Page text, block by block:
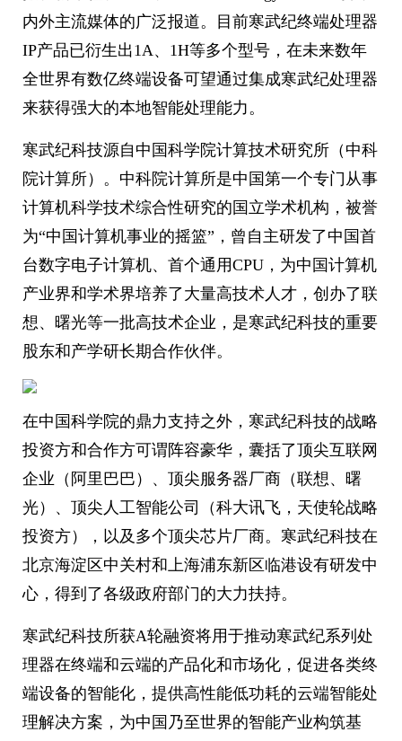
内外主流媒体的广泛报道。目前寒武纪终端处理器
IP产品已衍生出1A、1H等多个型号，在未来数年
全世界有数亿终端设备可望通过集成寒武纪处理器
来获得强大的本地智能处理能力。
寒武纪科技源自中国科学院计算技术研究所（中科
院计算所）。中科院计算所是中国第一个专门从事
计算机科学技术综合性研究的国立学术机构，被誉
为“中国计算机事业的摇篮”，曾自主研发了中国首
台数字电子计算机、首个通用CPU，为中国计算机
产业界和学术界培养了大量高技术人才，创办了联
想、曙光等一批高技术企业，是寒武纪科技的重要
股东和产学研长期合作伙伴。
在中国科学院的鼎力支持之外，寒武纪科技的战略
投资方和合作方可谓阵容豪华，囊括了顶尖互联网
企业（阿里巴巴）、顶尖服务器厂商（联想、曙
光）、顶尖人工智能公司（科大讯飞，天使轮战略
投资方），以及多个顶尖芯片厂商。寒武纪科技在
北京海淀区中关村和上海浦东新区临港设有研发中
心，得到了各级政府部门的大力扶持。
寒武纪科技所获A轮融资将用于推动寒武纪系列处
理器在终端和云端的产品化和市场化，促进各类终
端设备的智能化，提供高性能低功耗的云端智能处
理解决方案，为中国乃至世界的智能产业构筑基